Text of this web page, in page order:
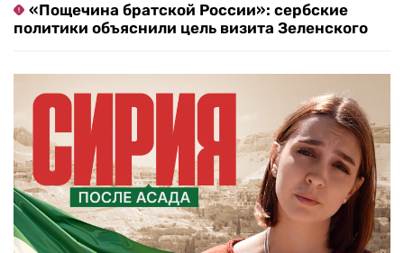
«Пощечина братской России»: сербские
политики объяснили цель визита Зеленского